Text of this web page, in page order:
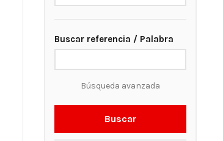
Buscar referencia / Palabra
Búsqueda avanzada
Buscar